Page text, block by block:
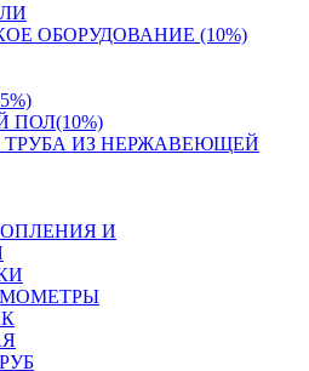
ОБОРУДОВАНИЕ (10%)
ИЗ НЕРЖАВЕЮЩЕЙ
И